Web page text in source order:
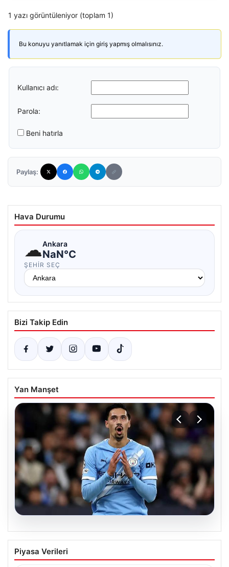
1 yazı görüntüleniyor (toplam 1)
Bu konuyu yanıtlamak için giriş yapmış olmalısınız.
Kullanıcı adı:
Parola:
Beni hatırla
Paylaş:
Hava Durumu
☁Ankara
NaN°C
ŞEHIR SEÇ
Bizi Takip Edin
Yan Manşet
05.08.2026
Galatasaray Orta Sahaya Dev Transfer
Pressajı: Manchester City’nin Yıldızı
Piyasa Verileri